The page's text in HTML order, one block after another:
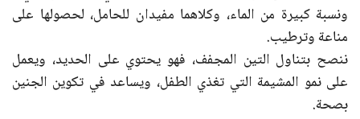
ونسبة كبيرة من الماء، وكلاهما مفيدان للحامل، لحصولها على
مناعة وترطيب.
ننصح بتناول التين المجفف، فهو يحتوي على الحديد، ويعمل
على نمو المشيمة التي تغذي الطفل، ويساعد في تكوين الجنين
بصحة.